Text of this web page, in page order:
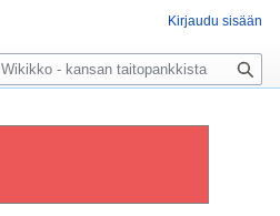
Kirjaudu sisään